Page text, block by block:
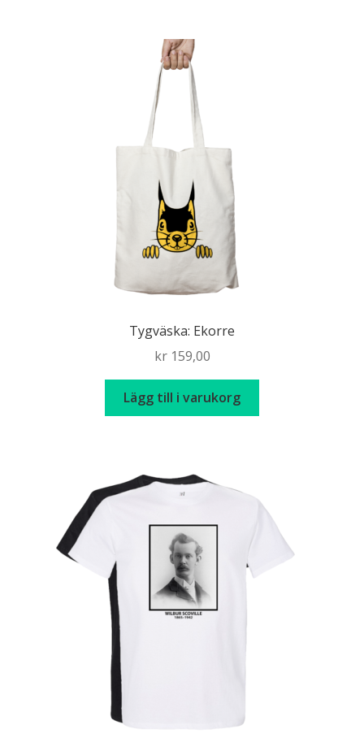
Tygväska: Ekorre
kr159,00
Lägg till i varukorg